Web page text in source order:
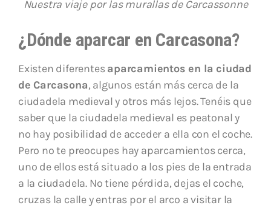
Nuestra viaje por las murallas de Carcassonne
¿Dónde aparcar en Carcasona?
Existen diferentesaparcamientos en la ciudad
de Carcasona, algunos están más cerca de la
ciudadela medieval y otros más lejos. Tenéis que
saber que la ciudadela medieval es peatonal y
no hay posibilidad de acceder a ella con el coche.
Pero no te preocupes hay aparcamientos cerca,
uno de ellos está situado a los pies de la entrada
a la ciudadela. No tiene pérdida, dejas el coche,
cruzas la calle y entras por el arco a visitar la